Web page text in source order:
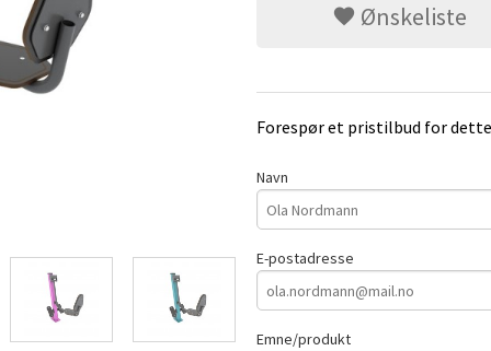
Ønskeliste
Forespør et pristilbud for
Navn
E-postadresse
Emne/produkt